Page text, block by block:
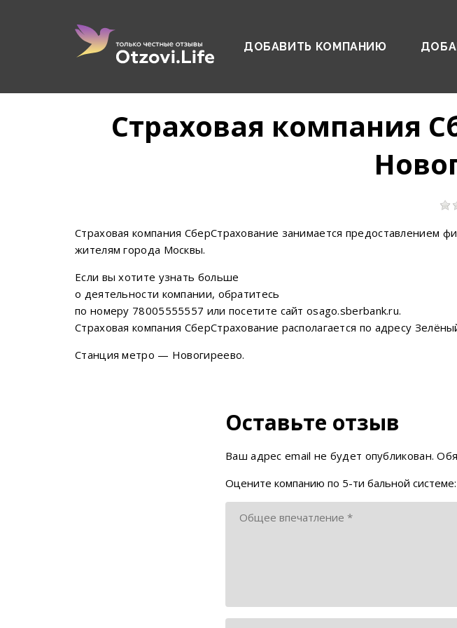
ДОБАВИТЬ КОМПАНИЮ
Страховая компания
Страховая компания СберСтрахование занимается предоставлением
жителям города Москвы.
Если вы хотите узнать больше
о деятельности компании, обратитесь
по номеру 78005555557 или посетите сайт osago.sberbank.ru.
Страховая компания СберСтрахование располагается по адресу
Станция метро — Новогиреево.
Оставьте отзыв
Ваш адрес email не будет опубликован.
Оцените компанию по 5-ти бальной системе: